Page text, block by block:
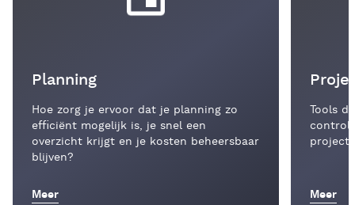
Planning
Hoe zorg je ervoor dat je planning zo
efficiënt mogelijk is, je snel een
overzicht krijgt en je kosten beheersbaar
blijven?
Meer
Tools
Meer